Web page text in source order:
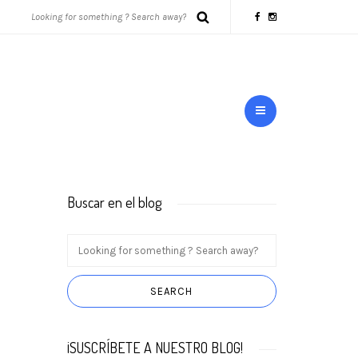
Buscar en el blog
¡SUSCRÍBETE A NUESTRO BLOG!